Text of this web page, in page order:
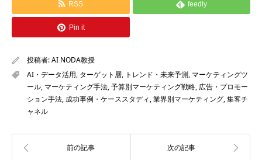
RSS feedly
Pin it
投稿者:AI NODA教授
AI・データ活用, ターゲット層, トレンド・未来予測, マーケティングツ
ール, マーケティング手法,予算別マーケティング戦略, 広告・プロモー
ション手法, 成功事例・ケーススタディ,業界別マーケティング,集客チ
ャネル